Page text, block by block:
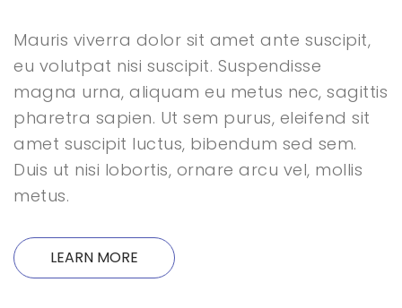
Mauris viverra dolor sit amet ante suscipit,
eu volutpat nisi suscipit. Suspendisse
magna urna, aliquam eu metus nec, sagittis
pharetra sapien. Ut sem purus, eleifend sit
amet suscipit luctus, bibendum sed sem.
Duis ut nisi lobortis, ornare arcu vel, mollis
metus.
LEARN MORE